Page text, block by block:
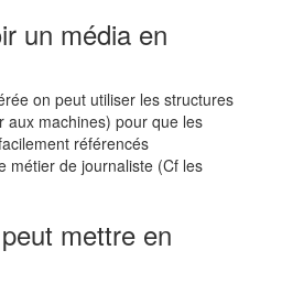
un média en
on peut utiliser les structures
aux machines) pour que les
référencés
métier de journaliste (Cf les
mettre en